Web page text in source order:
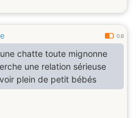
0.6
chatte toute mignonne
une relation sérieuse
plein de petit bébés